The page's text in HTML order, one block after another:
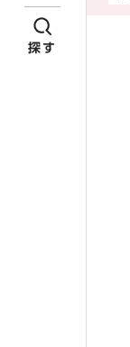
探す